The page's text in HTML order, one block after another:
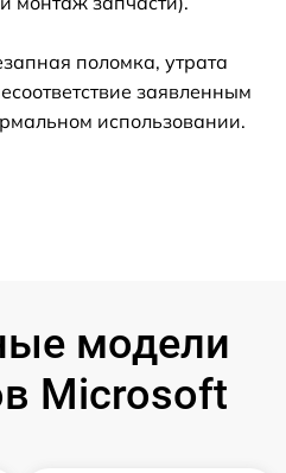
поломка, утрата
заявленным
использовании.
модели
Microsoft